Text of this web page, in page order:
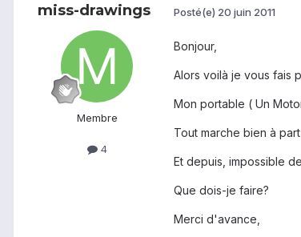
miss-drawings
Membre
4
Posté(e) 20 juin 2011
Bonjour,
Alors voilà je vous fais
Mon portable ( Un
Tout marche bien à
Et depuis, impossible
Que dois-je faire?
Merci d'avance,